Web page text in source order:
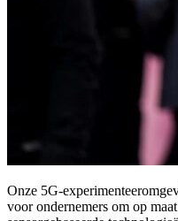
Onze 5G-
voor ondernemers om op